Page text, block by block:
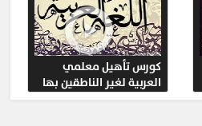
كورس تأهيل معلمي
العربية لغير الناطقين بها